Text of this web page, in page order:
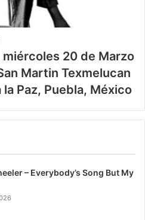
20 de Marzo
Martin Texmelucan
Paz, Puebla, México
– Everybody’s Song But My